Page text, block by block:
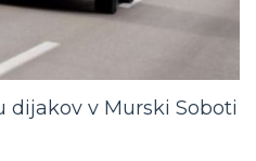
v Murski Soboti